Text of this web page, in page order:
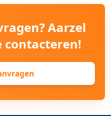
Aarzel
contacteren!